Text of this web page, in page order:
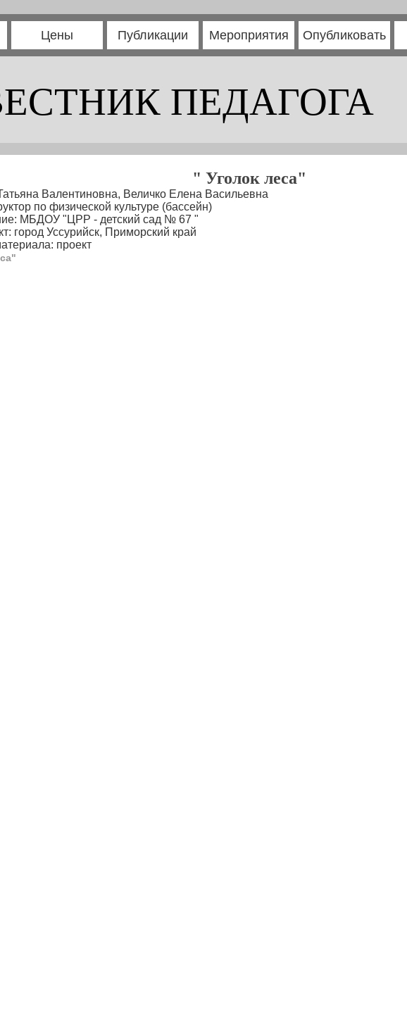
Цены Публикации Мероприятия Опубликовать
ПЕДАГОГА
" Уголок леса"
Валентиновна, Величко Елена Васильевна
по физической культуре (бассейн)
МБДОУ "ЦРР - детский сад № 67 "
город Уссурийск, Приморский край
проект